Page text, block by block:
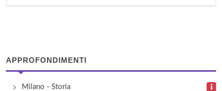
Teresa Home
APPROFONDIMENTI
Milano - Storia